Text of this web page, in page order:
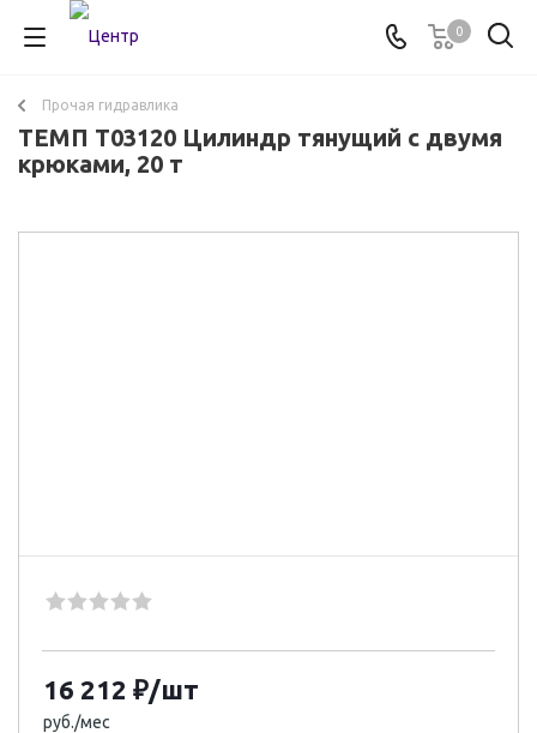
0
Прочая гидравлика
ТЕМП T03120 Цилиндр тянущий с двумя
крюками, 20 т
16 212 ₽/шт
руб./мес